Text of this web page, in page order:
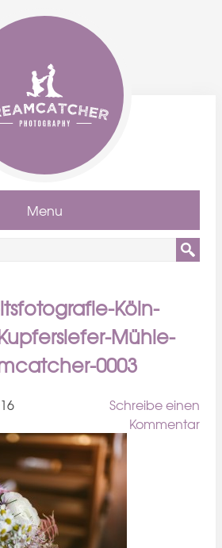
Menu
Köln-
Mühle-
0003
Schreibe einen
Kommentar